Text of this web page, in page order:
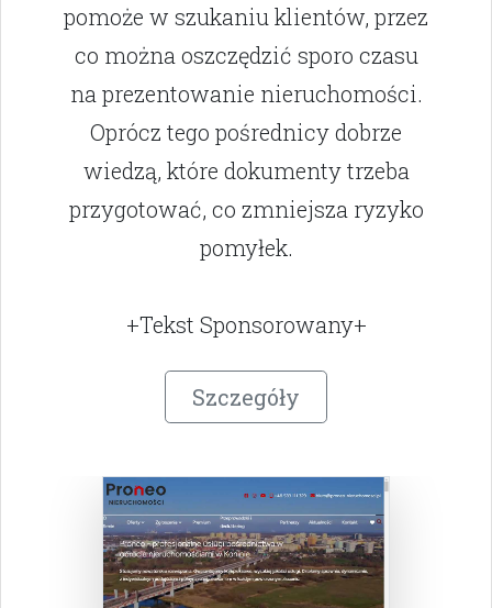
pomoże w szukaniu klientów, przez
co można oszczędzić sporo czasu
na prezentowanie nieruchomości.
Oprócz tego pośrednicy dobrze
wiedzą, które dokumenty trzeba
przygotować, co zmniejsza ryzyko
pomyłek.
+Tekst Sponsorowany+
Szczegóły